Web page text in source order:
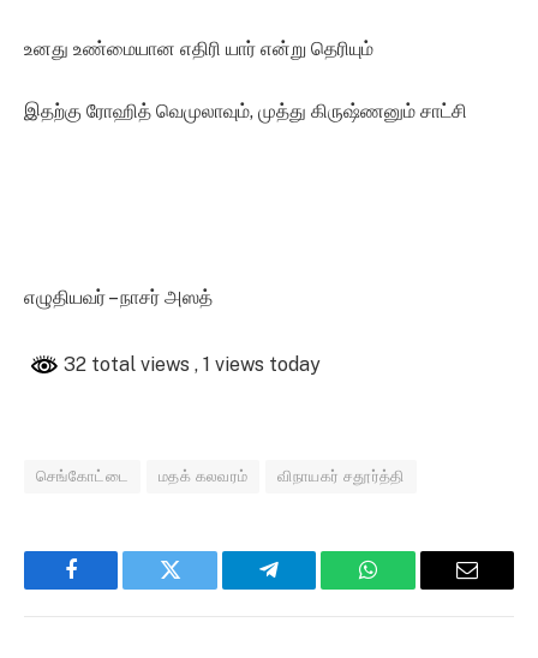
உனது உண்மையான எதிரி யார் என்று தெரியும்
இதற்கு ரோஹித் வெமுலாவும், முத்து கிருஷ்ணனும் சாட்சி
எழுதியவர் – நாசர் அஸத்
32 total views , 1 views today
செங்கோட்டை மதக் கலவரம் விநாயகர் சதூர்த்தி
Facebook Twitter Telegram WhatsApp Email